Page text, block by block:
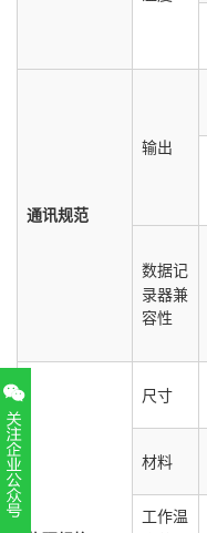
通讯规范
输出
数据记
录器兼
容性
尺寸
材料
工作温